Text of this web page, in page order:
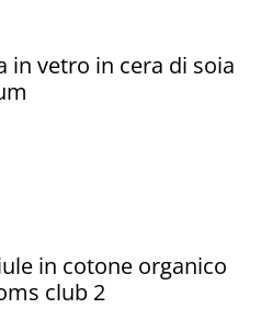
in vetro in cera di soia
in cotone organico
club 2